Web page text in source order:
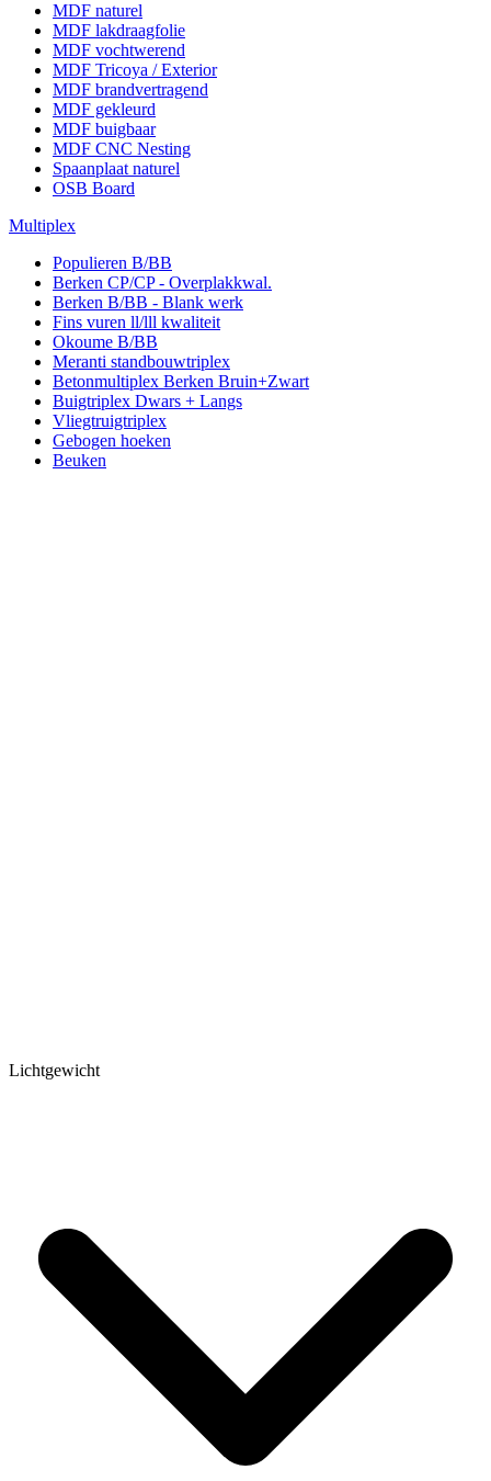
MDF naturel
MDF lakdraagfolie
MDF vochtwerend
MDF Tricoya / Exterior
MDF brandvertragend
MDF gekleurd
MDF buigbaar
MDF CNC Nesting
Spaanplaat naturel
OSB Board
Multiplex
Populieren B/BB
Berken CP/CP - Overplakkwal.
Berken B/BB - Blank werk
Fins vuren ll/lll kwaliteit
Okoume B/BB
Meranti standbouwtriplex
Betonmultiplex Berken Bruin+Zwart
Buigtriplex Dwars + Langs
Vliegtruigtriplex
Gebogen hoeken
Beuken
Lichtgewicht